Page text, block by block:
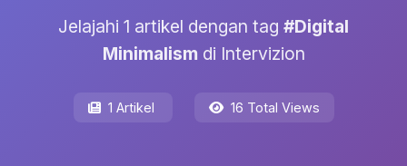
Jelajahi 1 artikel dengan tag #Digital
Minimalism di Intervizion
1 Artikel 16 Total Views